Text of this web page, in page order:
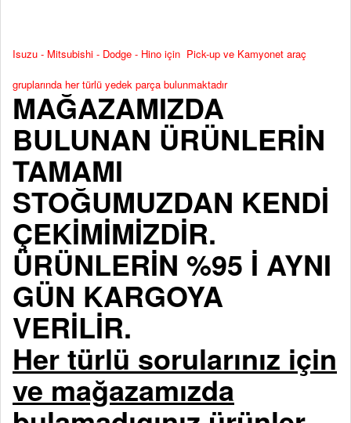
Isuzu - Mitsubishi - Dodge - Hino için Pick-up ve Kamyonet araç
gruplarında her türlü yedek parça bulunmaktadır
MAĞAZAMIZDA
BULUNAN ÜRÜNLERİN
TAMAMI
STOĞUMUZDAN KENDİ
ÇEKİMİMİZDİR.
ÜRÜNLERİN %95 İ AYNI
GÜN KARGOYA
VERİLİR.
Her türlü sorularınız için
ve mağazamızda